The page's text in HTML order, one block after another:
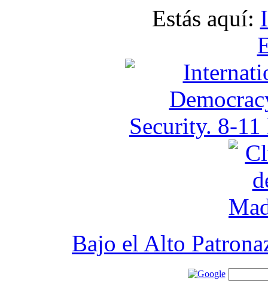
Estás aquí:
Bajo el Alto